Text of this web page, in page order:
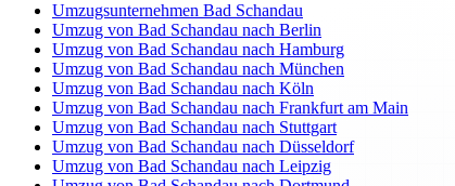
Umzugsunternehmen Bad Schandau
Umzug von Bad Schandau nach Berlin
Umzug von Bad Schandau nach Hamburg
Umzug von Bad Schandau nach München
Umzug von Bad Schandau nach Köln
Umzug von Bad Schandau nach Frankfurt am Main
Umzug von Bad Schandau nach Stuttgart
Umzug von Bad Schandau nach Düsseldorf
Umzug von Bad Schandau nach Leipzig